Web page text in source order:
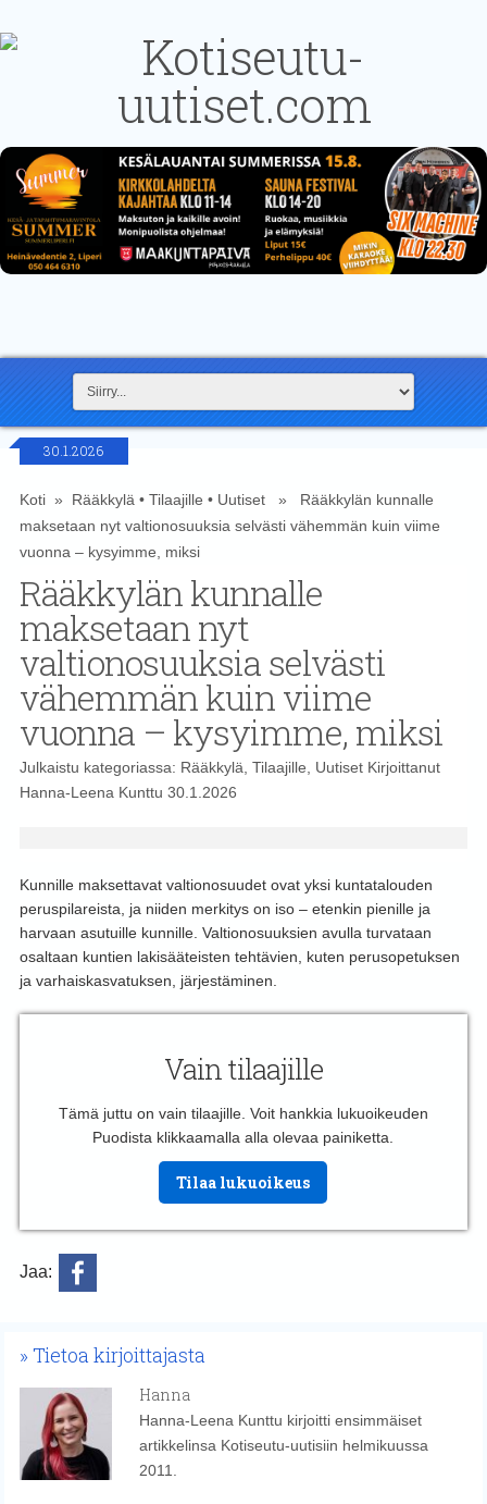
30.1.2026
Koti» Rääkkylä• Tilaajille • Uutiset» Rääkkylän kunnalle
maksetaan nyt valtionosuuksia selvästi vähemmän kuin viime
vuonna – kysyimme, miksi
Rääkkylän kunnalle
maksetaan nyt
valtionosuuksia selvästi
vähemmän kuin viime
vuonna – kysyimme, miksi
Julkaistu kategoriassa: Rääkkylä, Tilaajille, UutisetKirjoittanut
Hanna-Leena Kunttu 30.1.2026
Kunnille maksettavat valtionosuudet ovat yksi kuntatalouden
peruspilareista, ja niiden merkitys on iso – etenkin pienille ja
harvaan asutuille kunnille. Valtionosuuksien avulla turvataan
osaltaan kuntien lakisääteisten tehtävien, kuten perusopetuksen
ja varhaiskasvatuksen, järjestäminen.
Vain tilaajille
Tämä juttu on vain tilaajille. Voit hankkia lukuoikeuden
Puodista klikkaamalla alla olevaa painiketta.
Tilaa lukuoikeus
Jaa:
Tietoa kirjoittajasta
Hanna
Hanna-Leena Kunttu kirjoitti ensimmäiset
artikkelinsa Kotiseutu-uutisiin helmikuussa
2011.